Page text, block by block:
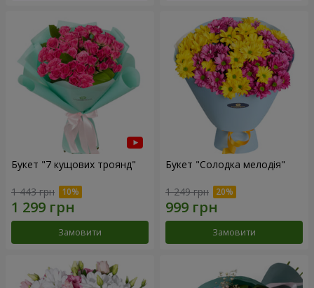
Букет "7 кущових троянд"
1 443 грн
Замовити
Букет "Солодка мелодія"
1 249 грн
Замовити